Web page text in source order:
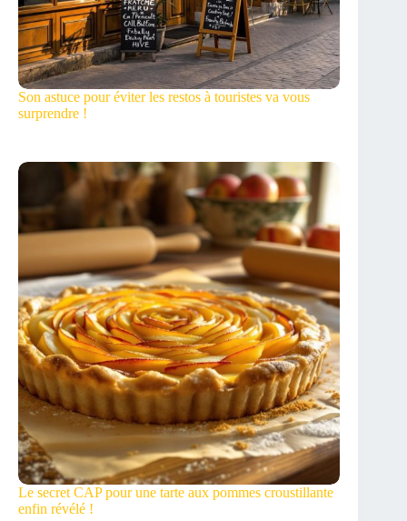
Son astuce pour éviter les restos à touristes va vous
surprendre !
Le secret CAP pour une tarte aux pommes croustillante
enfin révélé !